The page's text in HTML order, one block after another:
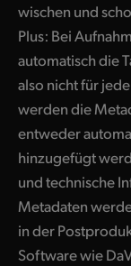
wischen und
Plus: Bei
automatisch die
also nicht für
werden die
entweder
hinzugefügt
und technische
Metadaten
in der
Software wie